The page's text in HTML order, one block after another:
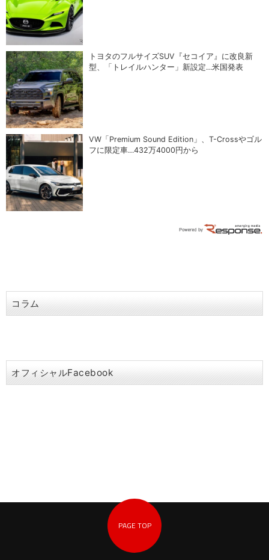
トヨタのフルサイズSUV『セコイア』に改良新
型、「トレイルハンター」新設定…米国発表
VW「Premium Sound Edition」、T-Crossやゴル
フに限定車…432万4000円から
コラム
オフィシャルFacebook
PAGE TOP